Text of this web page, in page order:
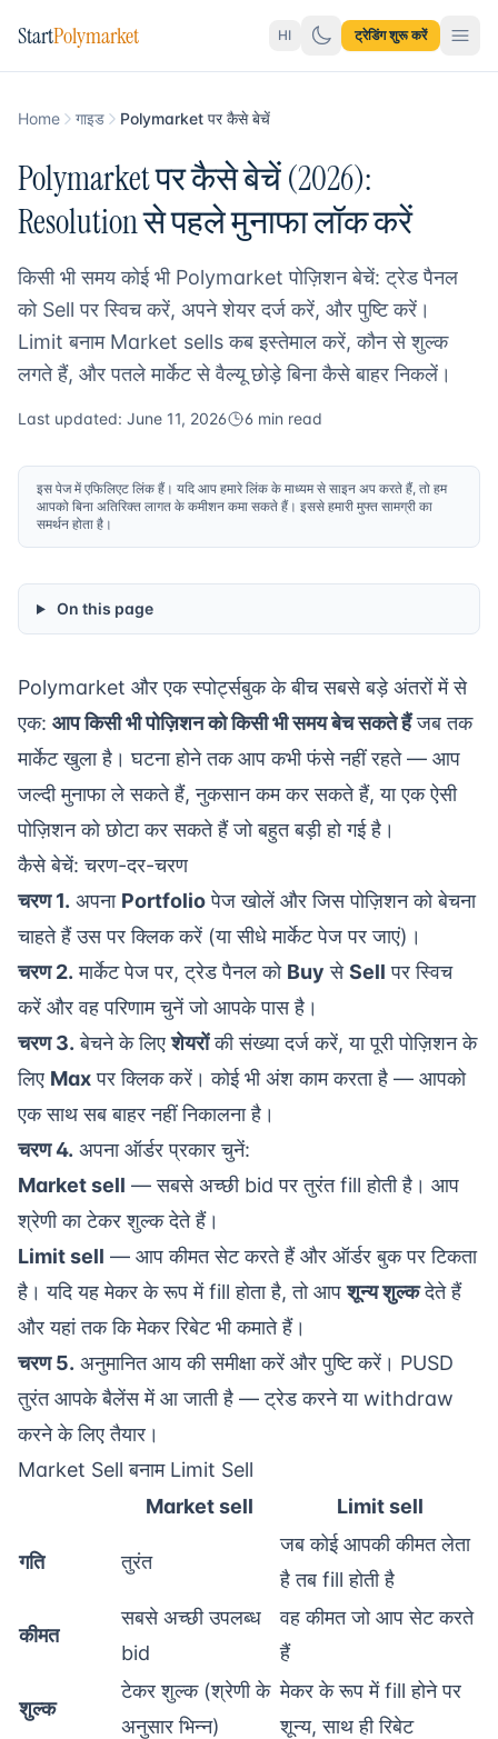
StartPolymarket HI ट्रेडिंग शुरू करें
Home गाइड Polymarket पर कैसे बेचें
Polymarket पर कैसे बेचें (2026):
Resolution से पहले मुनाफा लॉक करें
किसी भी समय कोई भी Polymarket पोज़िशन बेचें: ट्रेड पैनल
को Sell पर स्विच करें, अपने शेयर दर्ज करें, और पुष्टि करें।
Limit बनाम Market sells कब इस्तेमाल करें, कौन से शुल्क
लगते हैं, और पतले मार्केट से वैल्यू छोड़े बिना कैसे बाहर निकलें।
Last updated: June 11, 2026 6 min read
इस पेज में एफिलिएट लिंक हैं। यदि आप हमारे लिंक के माध्यम से साइन अप करते हैं, तो हम
आपको बिना अतिरिक्त लागत के कमीशन कमा सकते हैं। इससे हमारी मुफ्त सामग्री का
समर्थन होता है।
On this page
Polymarket और एक स्पोर्ट्सबुक के बीच सबसे बड़े अंतरों में से
एक: आप किसी भी पोज़िशन को किसी भी समय बेच सकते हैंजब तक
मार्केट खुला है। घटना होने तक आप कभी फंसे नहीं रहते — आप
जल्दी मुनाफा ले सकते हैं, नुकसान कम कर सकते हैं, या एक ऐसी
पोज़िशन को छोटा कर सकते हैं जो बहुत बड़ी हो गई है।
कैसे बेचें: चरण-दर-चरण
चरण 1. अपना Portfolioपेज खोलें और जिस पोज़िशन को बेचना
चाहते हैं उस पर क्लिक करें (या सीधे मार्केट पेज पर जाएं)।
चरण 2. मार्केट पेज पर, ट्रेड पैनल को Buy सेSell पर स्विच
करें और वह परिणाम चुनें जो आपके पास है।
चरण 3. बेचने के लिएशेयरोंकी संख्या दर्ज करें, या पूरी पोज़िशन के
लिए Maxपर क्लिक करें। कोई भी अंश काम करता है — आपको
एक साथ सब बाहर नहीं निकालना है।
चरण 4. अपना ऑर्डर प्रकार चुनें:
Market sell — सबसे अच्छी bid पर तुरंत fill होती है। आप
श्रेणी काटेकर शुल्कदेते हैं।
Limit sell — आप कीमत सेट करते हैं और ऑर्डर बुक पर टिकता
है। यदि यह मेकर के रूप में fill होता है, तो आपशून्य शुल्कदेते हैं
और यहां तक किमेकर रिबेटभी कमाते हैं।
चरण 5. अनुमानित आय की समीक्षा करें और पुष्टि करें। PUSD
तुरंत आपके बैलेंस में आ जाती है — ट्रेड करने याwithdraw
करने के लिए तैयार।
Market Sell बनाम Limit Sell
Market sell
Limit sell
गति तुरंत
जब कोई आपकी कीमत लेता
है तब fill होती है
कीमत
सबसे अच्छी उपलब्ध
bid
वह कीमत जो आप सेट करते
हैं
शुल्क
टेकर शुल्क (श्रेणी के
अनुसार भिन्न)
मेकर के रूप में fill होने पर
शून्य, साथ ही रिबेट